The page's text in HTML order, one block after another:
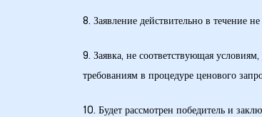
8. Заявление действительно в течение
9. Заявка, не соответствующая
требованиям в процедуре ценового
10. Будет рассмотрен победитель и